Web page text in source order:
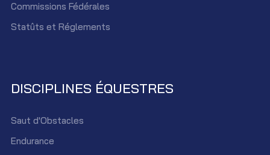
Commissions Fédérales
Statûts et Réglements
DISCIPLINES ÉQUESTRES
Saut d'Obstacles
Endurance